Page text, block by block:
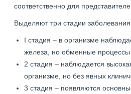
соответственно для
Выделяют три стадии
I стадия – в организме
железа, но обменные
2 стадия – наблюдается
организме, но без явных
3 стадия – появляются